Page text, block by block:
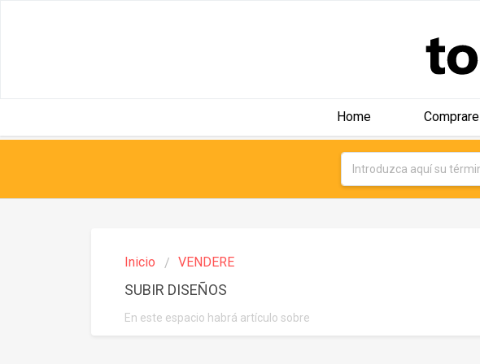
Home Comprare
Inicio VENDERE
SUBIR DISEÑOS
En este espacio habrá artículo sobre